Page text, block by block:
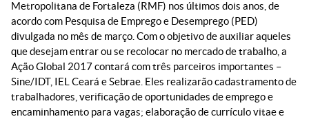
Metropolitana de Fortaleza (RMF) nos últimos dois anos, de
acordo com Pesquisa de Emprego e Desemprego (PED)
divulgada no mês de março. Com o objetivo de auxiliar aqueles
que desejam entrar ou se recolocar no mercado de trabalho, a
Ação Global 2017 contará com três parceiros importantes –
Sine/IDT, IEL Ceará e Sebrae. Eles realizarão cadastramento de
trabalhadores, verificação de oportunidades de emprego e
encaminhamento para vagas; elaboração de currículo vitae e